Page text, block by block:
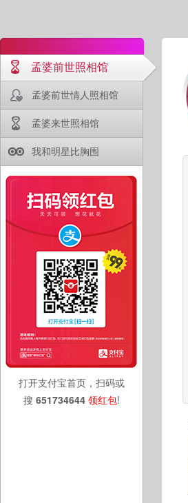
孟婆前世照相馆
孟婆前世情人照相馆
孟婆来世照相馆
我和明星比胸围
打开支付宝首页，扫码或
搜 651734644 领红包!